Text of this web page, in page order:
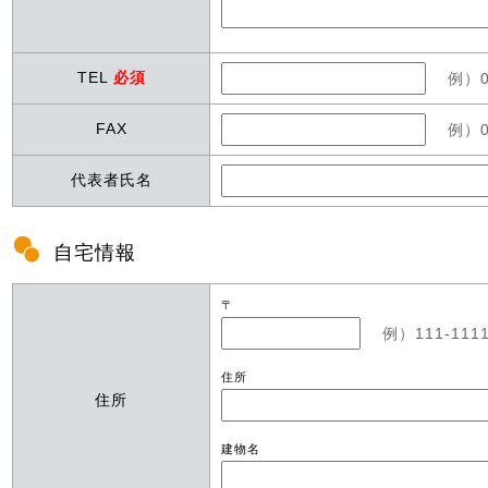
TEL 必須 例）
FAX 例）
代表者氏名
自宅情報
住所
〒
例）111-
住所
建物名